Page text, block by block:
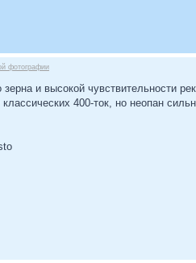
фотографии
и высокой чувствительности
400-ток, но неопан